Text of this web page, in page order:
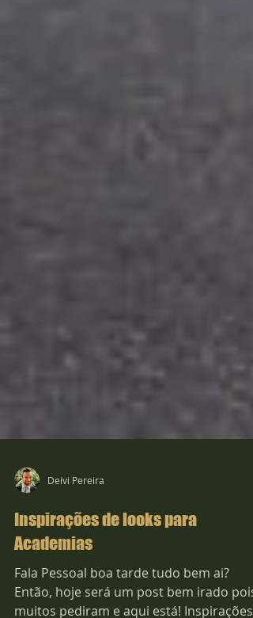
Deivi Pereira
Inspirações de looks para
Academias
Fala Pessoal boa tarde tudo bem ai?